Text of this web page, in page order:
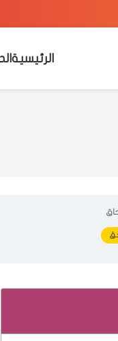
الرئيسية